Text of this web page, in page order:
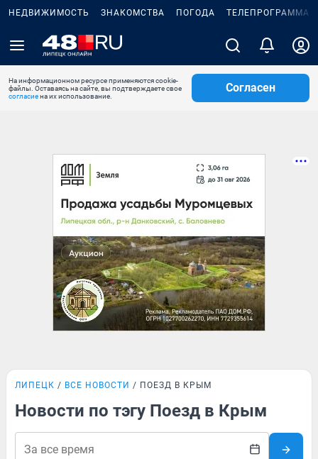
НЕДВИЖИМОСТЬ ЗНАКОМСТВА ПОГОДА ТЕЛЕПРОГРАММА
На информационном ресурсе применяются cookie-
файлы. Оставаясь на сайте, вы подтверждаете свое
согласиена их использование.
Согласен
ЛИПЕЦК ВСЕ НОВОСТИ ПОЕЗД В КРЫМ
Новости по тэгу Поезд в Крым